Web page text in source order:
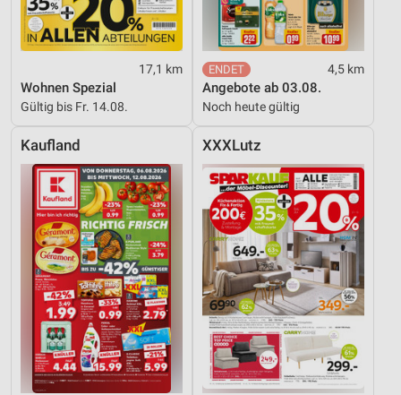
17,1 km
Wohnen Spezial
Gültig bis Fr. 14.08.
4,5 km
Angebote ab 03.08.
Noch heute gültig
Kaufland XXXLutz
Wir nutzen Ihre Daten für folgende Zwecke:
IAB-Verarbeitungszwecke:
Speichern von oder Zugriff auf Informationen
auf einem Endgerät
Verwendung reduzierter Daten zur Auswahl von
Werbung
Verwendung von Profilen zur Auswahl
personalisierter Werbung
Erstellung von Profilen zur Personalisierung
von Inhalten
Verwendung von Profilen zur Auswahl
personalisierter Inhalte
Messung der Werbeleistung